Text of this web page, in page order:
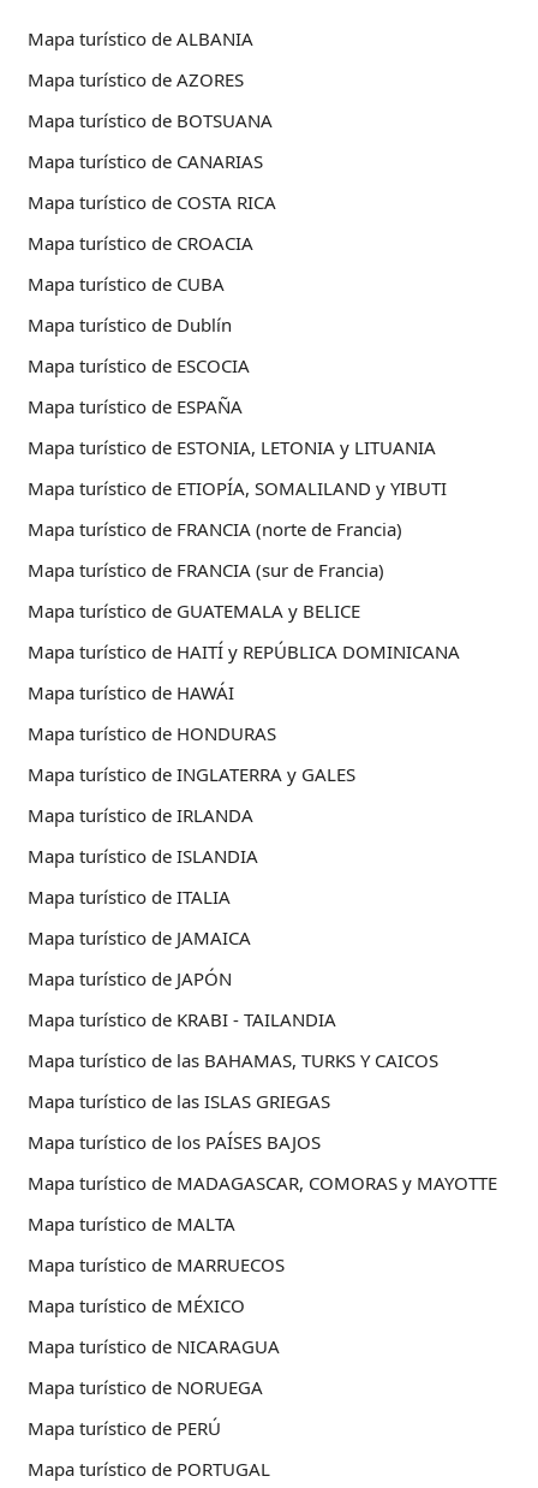
Mapa turístico de ALBANIA
Mapa turístico de AZORES
Mapa turístico de BOTSUANA
Mapa turístico de CANARIAS
Mapa turístico de COSTA RICA
Mapa turístico de CROACIA
Mapa turístico de CUBA
Mapa turístico de Dublín
Mapa turístico de ESCOCIA
Mapa turístico de ESPAÑA
Mapa turístico de ESTONIA, LETONIA y LITUANIA
Mapa turístico de ETIOPÍA, SOMALILAND y YIBUTI
Mapa turístico de FRANCIA (norte de Francia)
Mapa turístico de FRANCIA (sur de Francia)
Mapa turístico de GUATEMALA y BELICE
Mapa turístico de HAITÍ y REPÚBLICA DOMINICANA
Mapa turístico de HAWÁI
Mapa turístico de HONDURAS
Mapa turístico de INGLATERRA y GALES
Mapa turístico de IRLANDA
Mapa turístico de ISLANDIA
Mapa turístico de ITALIA
Mapa turístico de JAMAICA
Mapa turístico de JAPÓN
Mapa turístico de KRABI - TAILANDIA
Mapa turístico de las BAHAMAS, TURKS Y CAICOS
Mapa turístico de las ISLAS GRIEGAS
Mapa turístico de los PAÍSES BAJOS
Mapa turístico de MADAGASCAR, COMORAS y MAYOTTE
Mapa turístico de MALTA
Mapa turístico de MARRUECOS
Mapa turístico de MÉXICO
Mapa turístico de NICARAGUA
Mapa turístico de NORUEGA
Mapa turístico de PERÚ
Mapa turístico de PORTUGAL